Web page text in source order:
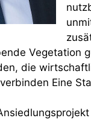
Vegetation
die
Eine